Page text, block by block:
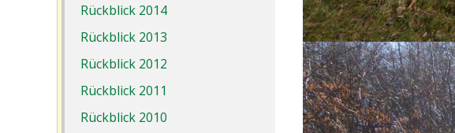
Rückblick 2014
Rückblick 2013
Rückblick 2012
Rückblick 2011
Rückblick 2010